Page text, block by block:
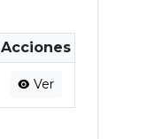
Acciones
Ver